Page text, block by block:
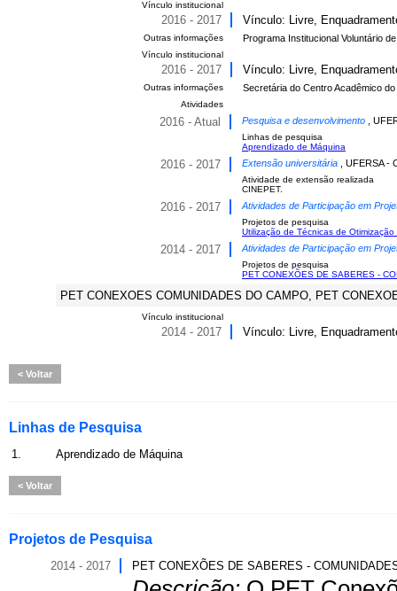
Vínculo institucional
2016 - 2017 Vínculo: Livre,
Outras informações Programa Institucional Voluntário
Vínculo institucional
2016 - 2017 Vínculo: Livre,
Outras informações Secretária do Centro Acadêmico
Atividades
2016 - Atual Pesquisa e desenvolvimento ,
Linhas de pesquisa
Aprendizado de Máquina
2016 - 2017 Extensão universitária , UFERSA -
Atividade de extensão realizada
CINEPET.
2016 - 2017 Atividades de Participação em
Projetos de pesquisa
Utilização de Técnicas de
2014 - 2017 Atividades de Participação em
Projetos de pesquisa
PET CONEXÕES DE SABERES -
PET CONEXOES COMUNIDADES DO CAMPO, PET
Vínculo institucional
2014 - 2017 Vínculo: Livre,
Voltar
Linhas de Pesquisa
1. Aprendizado de Máquina
Voltar
Projetos de Pesquisa
2014 - 2017 PET CONEXÕES DE SABERES -